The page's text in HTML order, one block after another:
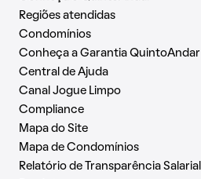
Regiões atendidas
Condomínios
Conheça a Garantia QuintoAndar
Central de Ajuda
Canal Jogue Limpo
Compliance
Mapa do Site
Mapa de Condomínios
Relatório de Transparência Salarial